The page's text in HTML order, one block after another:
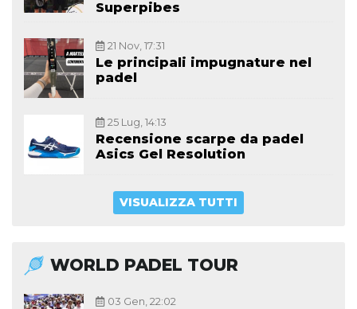
Superpibes
21 Nov, 17:31
Le principali impugnature nel
padel
25 Lug, 14:13
Recensione scarpe da padel
Asics Gel Resolution
VISUALIZZA TUTTI
WORLD PADEL TOUR
03 Gen, 22:02